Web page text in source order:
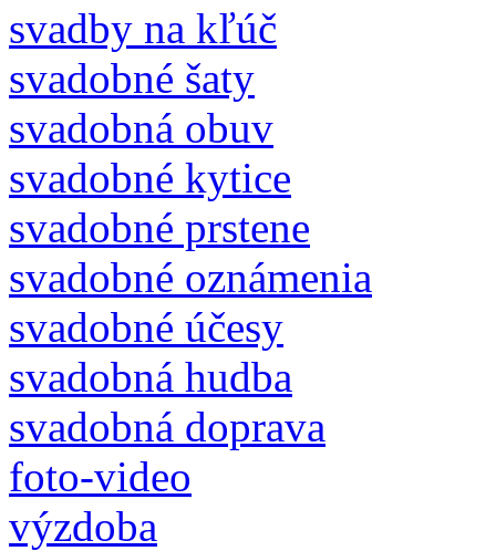
svadby na kľúč
svadobné šaty
svadobná obuv
svadobné kytice
svadobné prstene
svadobné oznámenia
svadobné účesy
svadobná hudba
svadobná doprava
foto-video
výzdoba